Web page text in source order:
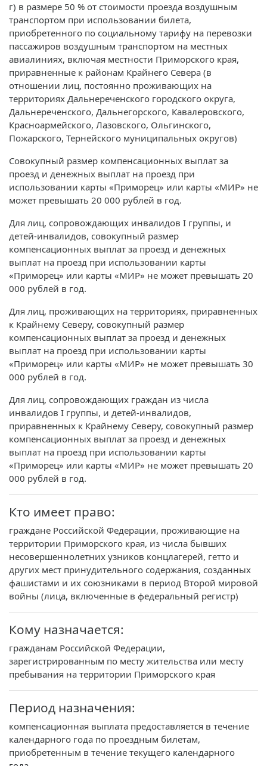
г) в размере 50 % от стоимости проезда воздушным
транспортом при использовании билета,
приобретенного по социальному тарифу на перевозки
пассажиров воздушным транспортом на местных
авиалиниях, включая местности Приморского края,
приравненные к районам Крайнего Севера (в
отношении лиц, постоянно проживающих на
территориях Дальнереченского городского округа,
Дальнереченского, Дальнегорского, Кавалеровского,
Красноармейского, Лазовского, Ольгинского,
Пожарского, Тернейского муниципальных округов)
Совокупный размер компенсационных выплат за
проезд и денежных выплат на проезд при
использовании карты «Приморец» или карты «МИР» не
может превышать 20 000 рублей в год.
Для лиц, сопровождающих инвалидов I группы, и
детей-инвалидов, совокупный размер
компенсационных выплат за проезд и денежных
выплат на проезд при использовании карты
«Приморец» или карты «МИР» не может превышать 20
000 рублей в год.
Для лиц, проживающих на территориях, приравненных
к Крайнему Северу, совокупный размер
компенсационных выплат за проезд и денежных
выплат на проезд при использовании карты
«Приморец» или карты «МИР» не может превышать 30
000 рублей в год.
Для лиц, сопровождающих граждан из числа
инвалидов I группы, и детей-инвалидов,
приравненных к Крайнему Северу, совокупный размер
компенсационных выплат за проезд и денежных
выплат на проезд при использовании карты
«Приморец» или карты «МИР» не может превышать 20
000 рублей в год.
Кто имеет право:
граждане Российской Федерации, проживающие на
территории Приморского края, из числа бывших
несовершеннолетних узников концлагерей, гетто и
других мест принудительного содержания, созданных
фашистами и их союзниками в период Второй мировой
войны (лица, включенные в федеральный регистр)
Кому назначается:
гражданам Российской Федерации,
зарегистрированным по месту жительства или месту
пребывания на территории Приморского края
Период назначения:
компенсационная выплата предоставляется в течение
календарного года по проездным билетам,
приобретенным в течение текущего календарного